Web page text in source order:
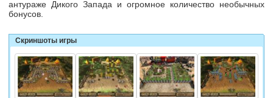
антураже Дикого Запада и огромное количество необычных
бонусов.
Скриншоты игры